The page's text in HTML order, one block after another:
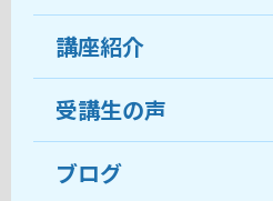
受講生の声
おすすめ・人気の講
目的から講座を探す
ココがおすすめ
料金
受講までの流れ
講座紹介
受講生の声
ブログ